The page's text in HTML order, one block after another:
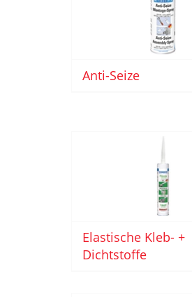
Anti-Seize
Elastische Kleb- +
Dichtstoffe